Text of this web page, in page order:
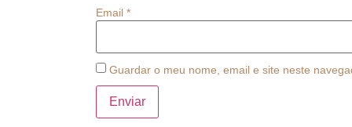
Email *
Guardar o meu nome, email e site neste